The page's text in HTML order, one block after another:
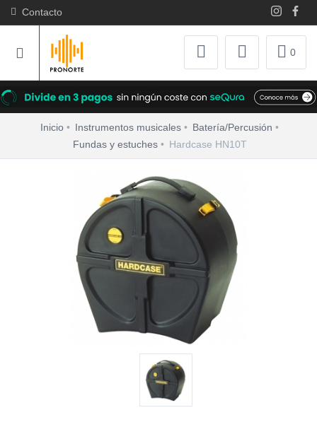
Contacto
0
Inicio Instrumentos musicales
Batería/Percusión
Fundas y estuches
Hardcase HN10T